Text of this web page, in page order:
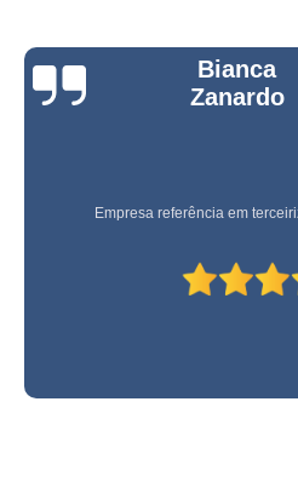
Bianca
Zanardo
Empresa referência em